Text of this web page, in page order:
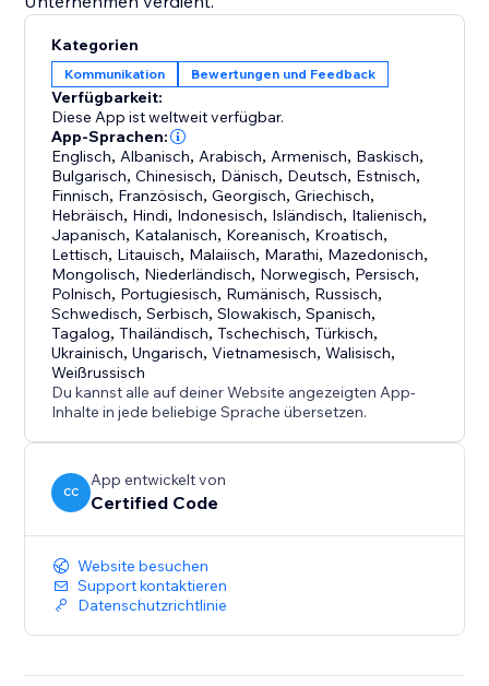
Kategorien
Kommunikation Bewertungen und Feedback
Verfügbarkeit:
Diese App ist weltweit verfügbar.
App-Sprachen:
Englisch, Albanisch, Arabisch, Armenisch, Baskisch,
Bulgarisch,Chinesisch, Dänisch, Deutsch, Estnisch,
Finnisch, Französisch,Georgisch,Griechisch,
Hebräisch, Hindi, Indonesisch, Isländisch, Italienisch,
Japanisch, Katalanisch, Koreanisch, Kroatisch,
Lettisch, Litauisch, Malaiisch, Marathi, Mazedonisch,
Mongolisch, Niederländisch, Norwegisch, Persisch,
Polnisch, Portugiesisch, Rumänisch, Russisch,
Schwedisch,Serbisch,Slowakisch,Spanisch,
Tagalog,Thailändisch,Tschechisch,Türkisch,
Ukrainisch,Ungarisch,Vietnamesisch,Walisisch,
Weißrussisch
Du kannst alle auf deiner Website angezeigten App-
Inhalte in jede beliebige Sprache übersetzen.
CC
App entwickelt von
Certified Code
Website besuchen
Support kontaktieren
Datenschutzrichtlinie